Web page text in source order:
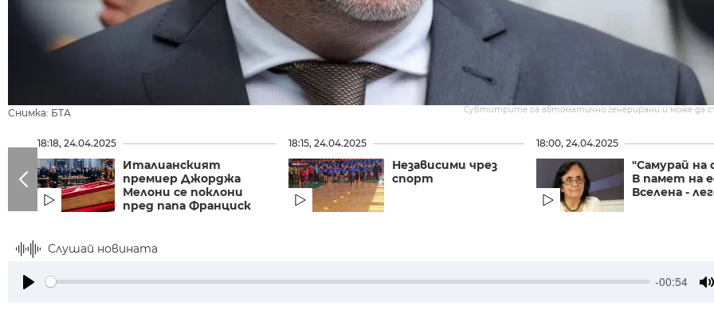
Снимка: БТА Субтитрите са автоматично генерирани и може да
18:18, 24.04.2025
Италианският
премиер Джорджа
Мелони се поклони
пред папа Франциск
18:15, 24.04.2025
Независими чрез
спорт
18:00, 24.04.2025
"Самурай на
В памет на
Вселена -
Слушай новината
-00:54